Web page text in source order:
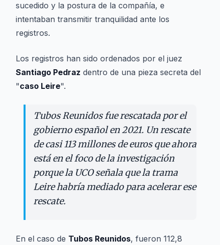
sucedido y la postura de la compañía, e
intentaban transmitir tranquilidad ante los
registros.
Los registros han sido ordenados por el juez
Santiago Pedraz dentro de una pieza secreta del
"caso Leire".
Tubos Reunidos fue rescatada por el
gobierno español en 2021. Un rescate
de casi 113 millones de euros que ahora
está en el foco de la investigación
porque la UCO señala que la trama
Leire habría mediado para acelerar ese
rescate.
En el caso de Tubos Reunidos, fueron 112,8